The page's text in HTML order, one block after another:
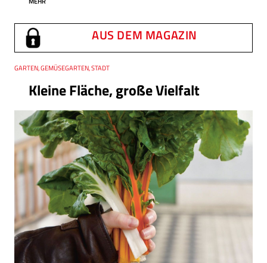
AUS DEM MAGAZIN
Kleine Fläche, große Vielfalt
Thema
GARTEN, GEMÜSEGARTEN, STADT